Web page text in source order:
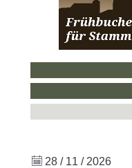
28 / 11 / 2026